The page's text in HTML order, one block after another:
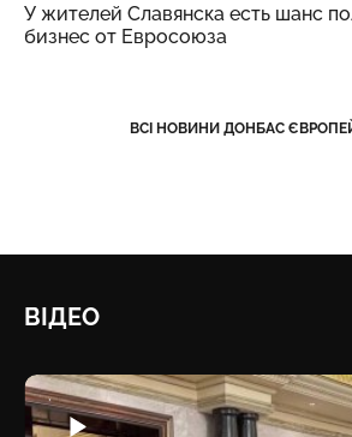
У жителей Славянска есть шанс
бизнес от Евросоюза
ВСІ НОВИНИ ДОНБАС
ВІДЕО